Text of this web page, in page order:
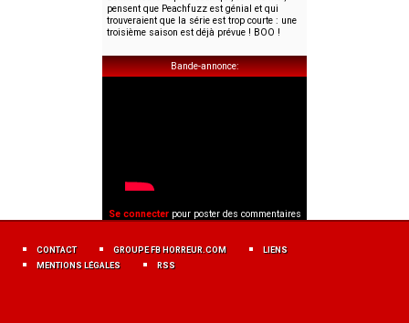
pensent que Peachfuzz est génial et qui
trouveraient que la série est trop courte : une
troisième saison est déjà prévue ! BOO !
Bande-annonce
Se connecterpour poster des commentaires
FR
CONTACT GROUPE FB HORREUR.COM
LIENS
MENTIONS LÉGALES
RSS